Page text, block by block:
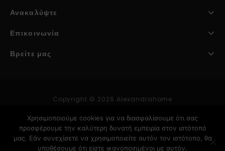
Ανακαλύψτε
Επικοινωνία
Βρείτε μας
Copyright © 2026 Alexandrahome
Κατασκευή Ιστοσελίδων
Χρησιμοποιούμε cookies για να διασφαλίσουμε ότι σας
προσφέρουμε την καλύτερη δυνατή εμπειρία στον ιστότοπό
μας. Εάν συνεχίσετε να χρησιμοποιείτε αυτόν τον ιστότοπο, θα
υποθέσουμε ότι είστε ικανοποιημένοι με αυτόν.